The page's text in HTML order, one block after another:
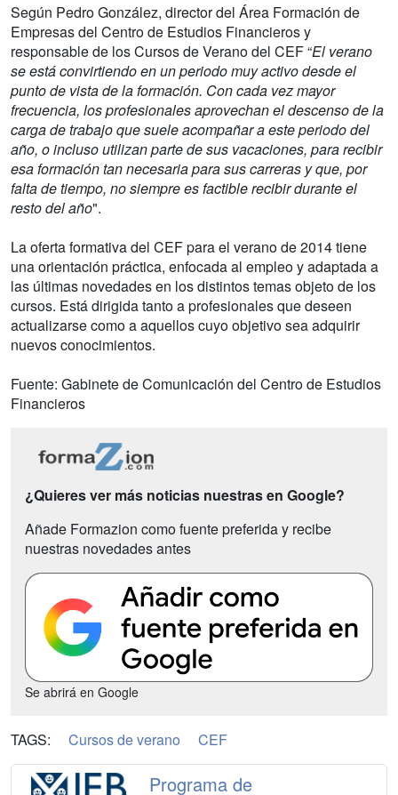
Según Pedro González, director del Área Formación de
Empresas del Centro de Estudios Financieros y
responsable de los Cursos de Verano del CEF “El verano
se está convirtiendo en un periodo muy activo desde el
punto de vista de la formación. Con cada vez mayor
frecuencia, los profesionales aprovechan el descenso de la
carga de trabajo que suele acompañar a este periodo del
año, o incluso utilizan parte de sus vacaciones, para recibir
esa formación tan necesaria para sus carreras y que, por
falta de tiempo, no siempre es factible recibir durante el
resto del año".
La oferta formativa del CEF para el verano de 2014 tiene
una orientación práctica, enfocada al empleo y adaptada a
las últimas novedades en los distintos temas objeto de los
cursos. Está dirigida tanto a profesionales que deseen
actualizarse como a aquellos cuyo objetivo sea adquirir
nuevos conocimientos.
Fuente: Gabinete de Comunicación del Centro de Estudios
Financieros
¿Quieres ver más noticias nuestras en Google?
Añade Formazion como fuente preferida y recibe
nuestras novedades antes
Se abrirá en Google
TAGS: Cursos de verano CEF
Programa de